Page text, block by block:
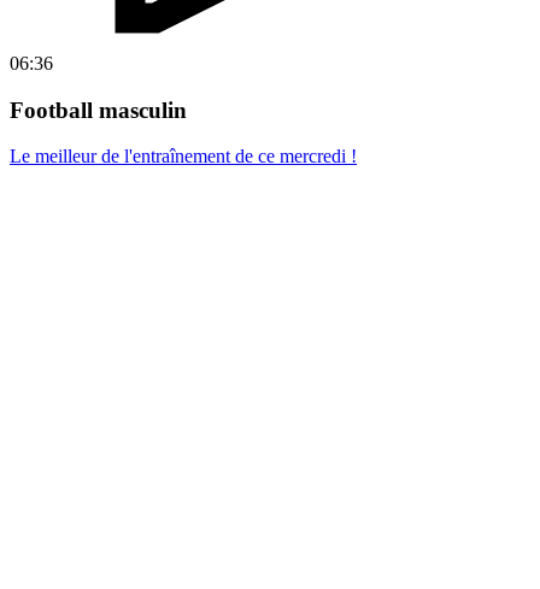
06:36
Football masculin
Le meilleur de l'entraînement de ce mercredi !